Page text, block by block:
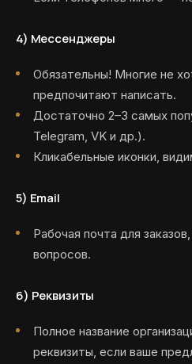
4) Мессенджеры
Обязательны! Многие не
предпочитают написать.
Достаточно 2–3 самых
Telegram, VK и др.).
Кликабельные иконки,
5) Email
Рабочая почта для
вопросов.
6) Реквизиты
Полное название
реквизиты, если ваше